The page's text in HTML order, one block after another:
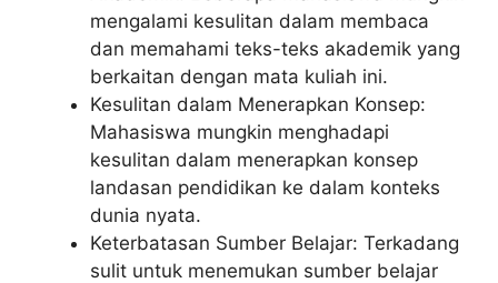
mengalami kesulitan dalam membaca
dan memahami teks-teks akademik yang
berkaitan dengan mata kuliah ini.
Kesulitan dalam Menerapkan Konsep:
Mahasiswa mungkin menghadapi
kesulitan dalam menerapkan konsep
landasan pendidikan ke dalam konteks
dunia nyata.
Keterbatasan Sumber Belajar: Terkadang
sulit untuk menemukan sumber belajar